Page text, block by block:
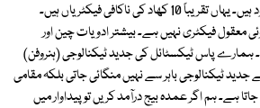
کی صرف 4/5 فیکٹریاں موجود ہیں۔ یہاں تقریباً 10 کھاد کی ناکافی فیکٹریاں ہیں۔
معقول فیکٹری نہیں ہے۔ بیشتر ادویات چین اور
ہمارے پاس ٹیکسٹائل کی جدید ٹیکنالوجی (ہنروفن)
ٹیکنالوجی باہر سے نہیں منگائی جاتی بلکہ مقامی
ہے۔ ہم اگر عمدہ بیج درآمد کریں تو پیداوار میں